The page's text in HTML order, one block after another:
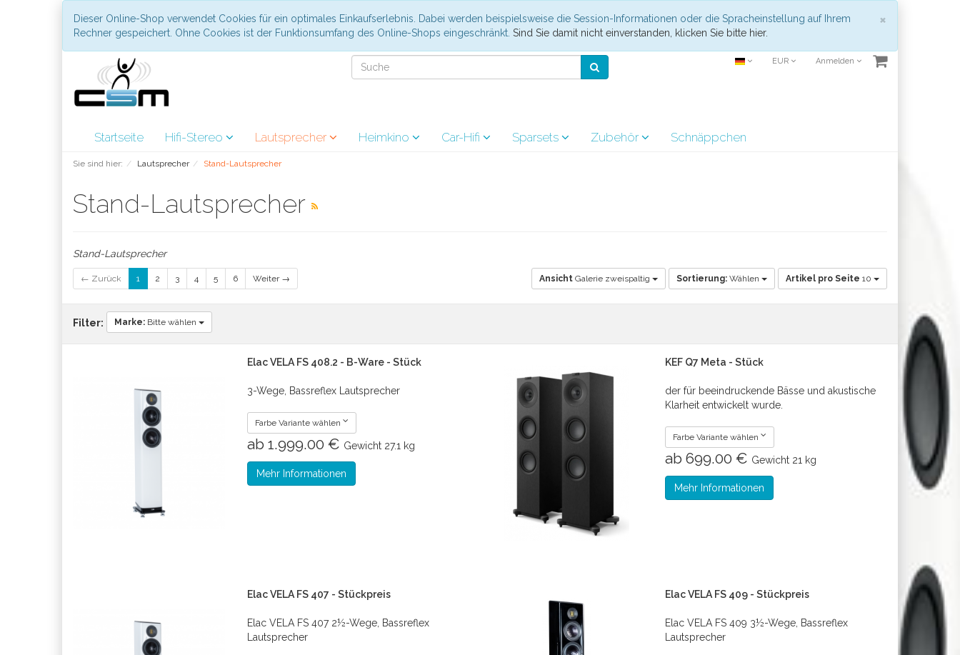
×
Dieser Online-Shop verwendet Cookies für ein optimales Einkaufserlebnis. Dabei werden beispielsweise die Session-Informationen oder die Spracheinstellung auf Ihrem
Rechner gespeichert. Ohne Cookies ist der Funktionsumfang des Online-Shops eingeschränkt. Sind Sie damit nicht einverstanden, klicken Sie bitte hier.
EUR Anmelden
Startseite Hifi-Stereo Lautsprecher Heimkino Car-Hifi Sparsets Zubehör Schnäppchen
Sie sind hier: Lautsprecher Stand-Lautsprecher
Stand-Lautsprecher
Stand-Lautsprecher
← Zurück 1 2 3 4 5 6 Weiter → Ansicht Galerie zweispaltig Sortierung: Wählen Artikel pro Seite 10
Filter: Marke: Bitte wählen
Elac VELA FS 408.2 - B-Ware - Stück
3-Wege, Bassreflex Lautsprecher
Farbe Variante wählen
ab 1.999.00 € Gewicht 27.1 kg
Mehr Informationen
KEF Q7 Meta - Stück
der für beeindruckende Bässe und akustische
Klarheit entwickelt wurde.
Farbe Variante wählen
ab 699.00 € Gewicht 21 kg
Mehr Informationen
Elac VELA FS 407 - Stückpreis
Elac VELA FS 407 2½-Wege, Bassreflex
Lautsprecher
Elac VELA FS 409 - Stückpreis
Elac VELA FS 409 3½-Wege, Bassreflex
Lautsprecher